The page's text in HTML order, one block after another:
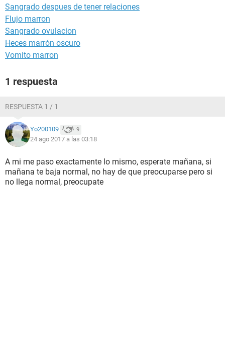
Sangrado despues de tener relaciones
Flujo marron
Sangrado ovulacion
Heces marrón oscuro
Vomito marron
1 respuesta
RESPUESTA 1 / 1
Yo200109 9
24 ago 2017 a las 03:18
A mi me paso exactamente lo mismo, esperate mañana, si
mañana te baja normal, no hay de que preocuparse pero si
no llega normal, preocupate